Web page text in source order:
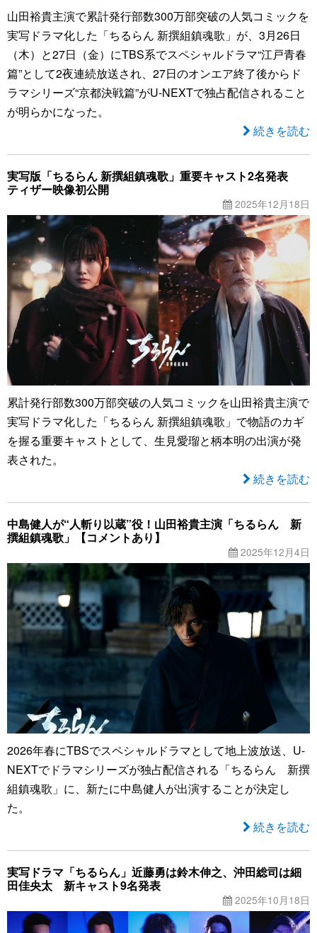
山田裕貴主演で累計発行部数300万部突破の人気コミックを
実写ドラマ化した「ちるらん 新撰組鎮魂歌」が、3月26日
（木）と27日（金）にTBS系でスペシャルドラマ“江戸青春
篇”として2夜連続放送され、27日のオンエア終了後からド
ラマシリーズ“京都決戦篇”がU-NEXTで独占配信されること
が明らかになった。
続きを読む
実写版「ちるらん 新撰組鎮魂歌」重要キャスト2名発表
ティザー映像初公開
2025年12月18日
累計発行部数300万部突破の人気コミックを山田裕貴主演で
実写ドラマ化した「ちるらん 新撰組鎮魂歌」で物語のカギ
を握る重要キャストとして、生見愛瑠と柄本明の出演が発
表された。
続きを読む
中島健人が“人斬り以蔵”役！山田裕貴主演「ちるらん 新
撰組鎮魂歌」【コメントあり】
2025年12月4日
2026年春にTBSでスペシャルドラマとして地上波放送、U-
NEXTでドラマシリーズが独占配信される「ちるらん 新撰
組鎮魂歌」に、新たに中島健人が出演することが決定し
た。
続きを読む
実写ドラマ「ちるらん」近藤勇は鈴木伸之、沖田総司は細
田佳央太 新キャスト9名発表
2025年10月18日